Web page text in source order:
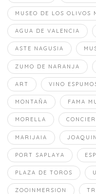
MUSEO DE LOS OLIVOS
AGUA DE VALENCIA
ASTE NAGUSIA
ZUMO DE NARANJA
ART VINO
MONTAÑA FAMA
MORELLA
MARIJAIA
PORT SAPLAYA
PLAZA DE TOROS
ZOOINMERSION